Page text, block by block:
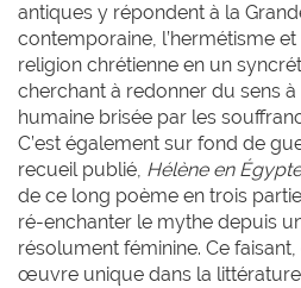
antiques y répondent à la
contemporaine, l’hermétisme
religion chrétienne en un
cherchant à redonner du sens
humaine brisée par les
C’est également sur fond de
recueil publié, Hélène en Égypte
de ce long poème en trois
ré-enchanter le mythe depuis
résolument féminine. Ce
œuvre unique dans la